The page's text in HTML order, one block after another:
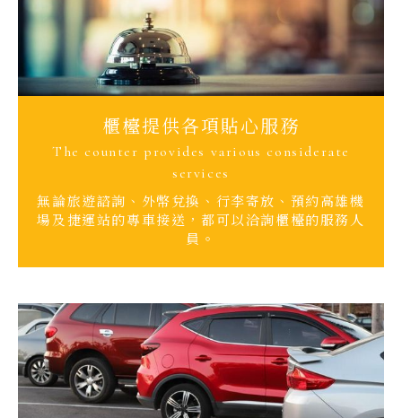
櫃檯提供各項貼心服務
The counter provides various considerate
services
無論旅遊諮詢、外幣兌換、行李寄放、預約高雄機
場及捷運站的專車接送，都可以洽詢櫃檯的服務人
員。